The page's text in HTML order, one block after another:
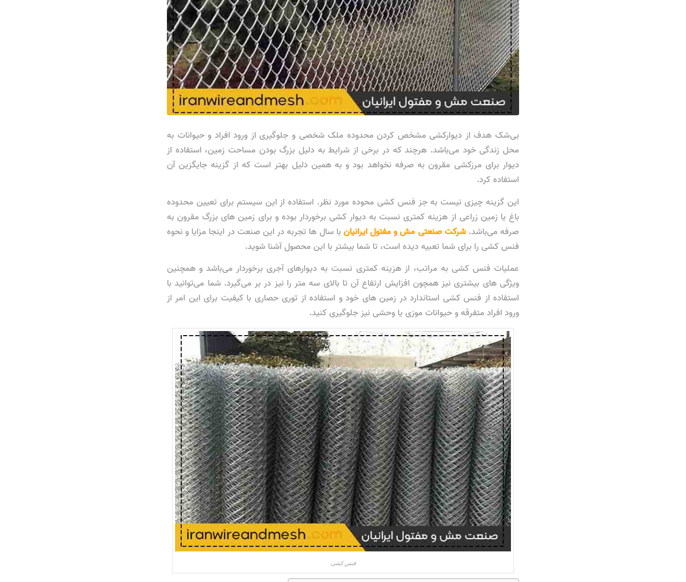
بی‌شک هدف از دیوارکشی مشخص کردن محدوده ملک شخصی و جلوگیری از ورود افراد و حیوانات به
محل زندگی خود می‌باشد. هرچند که در برخی از شرایط به دلیل بزرگ بودن مساحت زمین، استفاده از
دیوار برای مرزکشی مقرون به صرفه نخواهد بود و به همین دلیل بهتر است که از گزینه جایگزین آن
استفاده کرد.
این گزینه چیزی نیست به جز فنس کشی محوده مورد نظر. استفاده از این سیستم برای تعیین محدوده
باغ یا زمین زراعی از هزینه کمتری نسبت به دیوار کشی برخوردار بوده و برای زمین های بزرگ مقرون به
صرفه می‌باشد.شرکت صنعتی مش و مفتول ایرانیان با سال ها تجربه در این صنعت در اینجا مزایا و نحوه
فنس کشی را برای شما تعبیه دیده است، تا شما بیشتر با این محصول آشنا شوید.
عملیات فنس کشی به مراتب، از هزینه کمتری نسبت به دیوارهای آجری برخوردار می‌باشد و همچنین
ویژگی های بیشتری نیز همچون افزایش ارتفاع آن تا بالای سه متر را نیز در بر می‌گیرد. شما می‌توانید با
استفاده از فنس کشی استاندارد در زمین های خود و استفاده از توری حصاری با کیفیت برای این امر از
ورود افراد متفرقه و حیوانات موزی یا وحشی نیز جلوگیری کنید.
فنس کشی